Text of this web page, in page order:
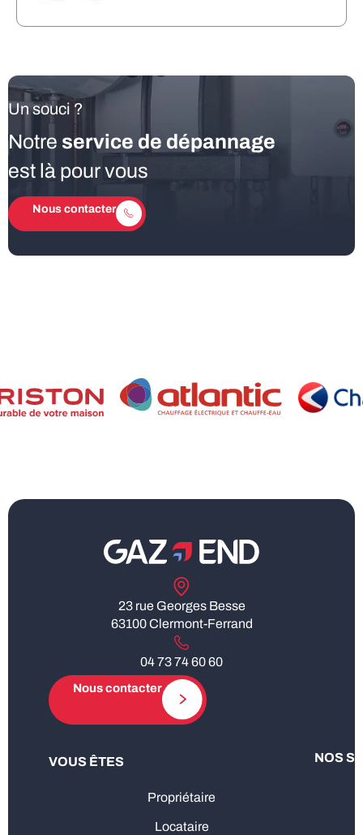
Un souci ?
Notre service de dépannage
est là pour vous
Nous contacter
23 rue Georges Besse
63100 Clermont-Ferrand
04 73 74 60 60
Nous contacter
VOUS ÊTES
Propriétaire
Locataire
NOS